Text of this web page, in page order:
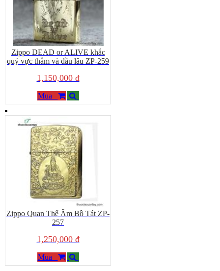
Zippo DEAD or ALIVE khắc
quỷ vực thẳm và đầu lâu ZP-259
1,150,000 đ
Mua
Zippo Quan Thế Âm Bồ Tát ZP-
257
1,250,000 đ
Mua